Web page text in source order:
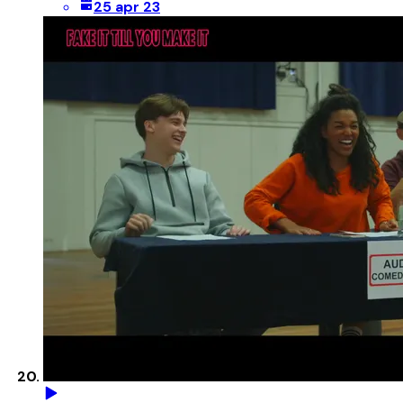
25 apr 23